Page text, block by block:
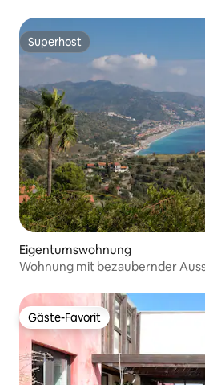
Superhost
Superhost
Eigentumswohnung
Wohnung mit bezaubernder
Gäste-Favorit
Gäste-Favorit